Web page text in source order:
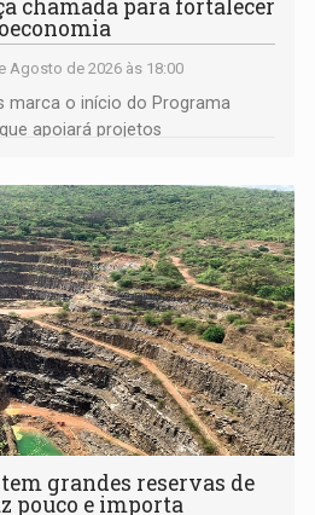
chamada para fortalecer
Agosto de 2026 às 18:00
marca o início do Programa
apoiará projetos
poderá ser feita até 1º de
grandes reservas de
pouco e importa